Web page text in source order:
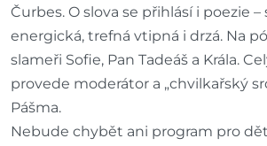
Čurbes. O slova se přihlásí i poezie –
energická, trefná vtipná i drzá. Na
slameři Sofie, Pan Tadeáš a Krála.
provede moderátor a „chvilkařský
Pášma.
Nebude chybět ani program pro